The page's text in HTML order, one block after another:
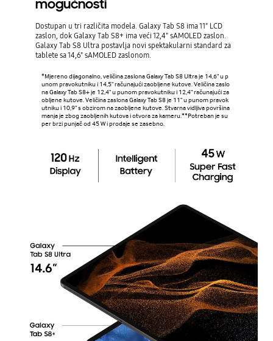
mogućnosti
Dostupan u tri različita modela. Galaxy Tab S8 ima 11" LCD
zaslon, dok Galaxy Tab S8+ ima veći 12,4" sAMOLED zaslon.
Galaxy Tab S8 Ultra postavlja novi spektakularni standard za
tablete sa 14,6" sAMOLED zaslonom.
*Mjereno dijagonalno, veličina zaslona Galaxy Tab S8 Ultra je 14,6" u p
unom pravokutniku i 14,5" računajući zaobljene kutove. Veličina zaslo
na Galaxy Tab S8+ je 12,4" u punom pravokutniku i 12,4" računajući za
obljene kutove. Veličina zaslona Galaxy Tab S8 je 11" u punom pravok
utniku i 10,9" s obzirom na zaobljene kutove. Stvarna vidljiva površina
manja je zbog zaobljenih kutova i otvora za kameru.**Potreban je su
per brzi punjač od 45 W i prodaje se zasebno.